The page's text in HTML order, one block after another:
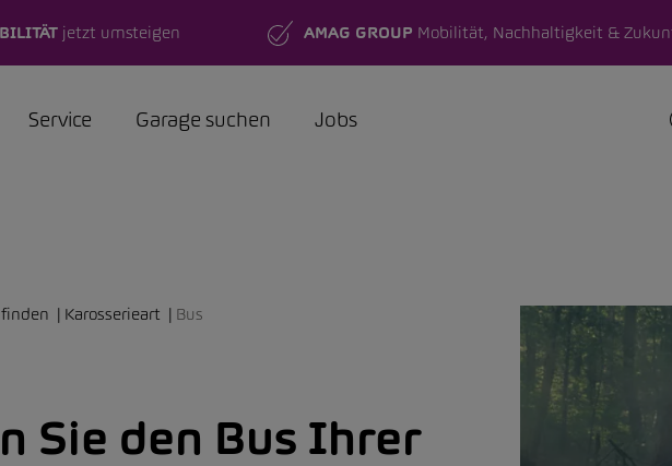
jetzt umsteigen AMAG GROUP Mobilität, Nachhaltigkeit &
Service Garage suchen Jobs
Karosserieart Bus
Sie den Bus Ihrer